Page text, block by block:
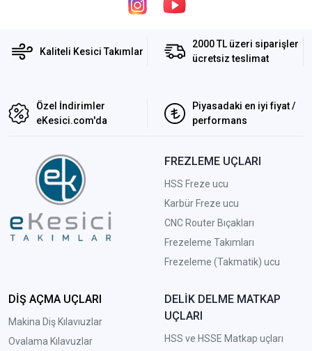
Kaliteli Kesici Takımlar
2000 TL üzeri siparişler
ücretsiz teslimat
Özel İndirimler
eKesici.com'da
Piyasadaki en iyi fiyat /
performans
FREZLEME UÇLARI
HSS Freze ucu
Karbür Freze ucu
CNC Router Bıçakları
Frezeleme Takımları
Frezeleme (Takmatik) ucu
DİŞ AÇMA UÇLARI
Makina Diş Kılavıuzlar
Ovalama Kılavuzlar
DELİK DELME MATKAP
UÇLARI
HSS ve HSSE Matkap uçları